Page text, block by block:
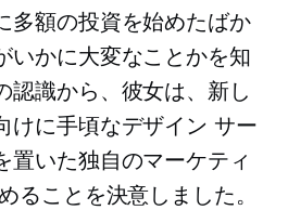
多額の投資を始めたばか
いかに大変なことかを知
認識から、彼女は、新し
けに手頃なデザイン サー
置いた独自のマーケティ
ることを決意しました。